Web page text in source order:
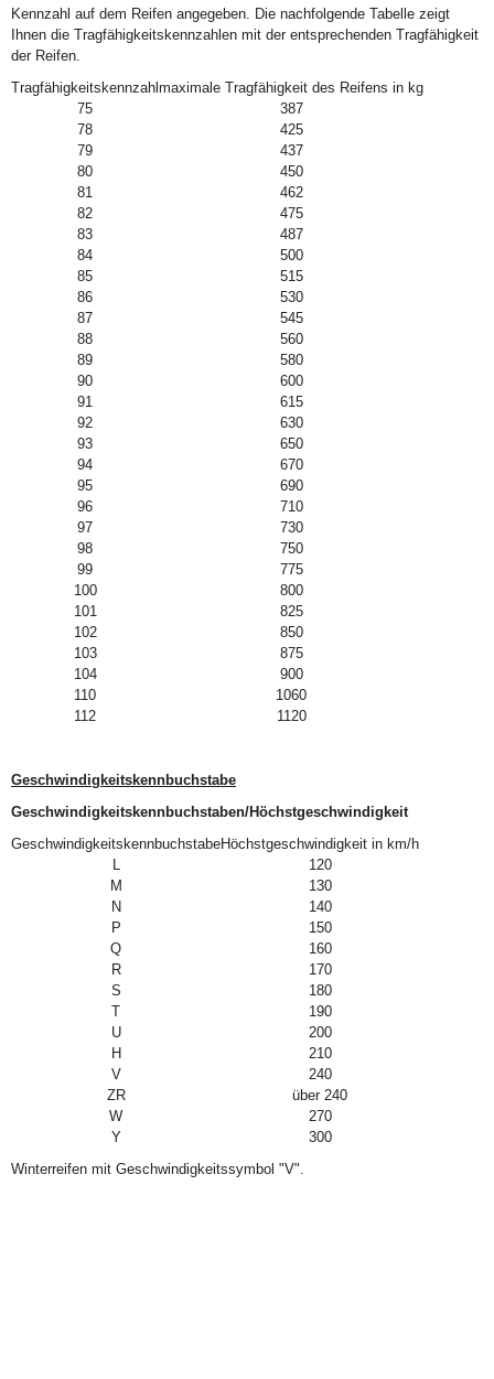
Kennzahl auf dem Reifen angegeben. Die nachfolgende Tabelle zeigt
Ihnen die Tragfähigkeitskennzahlen mit der entsprechenden Tragfähigkeit
der Reifen.
Tragfähigkeitskennzahl maximale Tragfähigkeit des Reifens in kg
75
387
78
425
79
437
80
450
81
462
82
475
83
487
84
500
85
515
86
530
87
545
88
560
89
580
90
600
91
615
92
630
93
650
94
670
95
690
96
710
97
730
98
750
99
775
100
800
101
825
102
850
103
875
104
900
110
1060
112
1120
Geschwindigkeitskennbuchstabe
Geschwindigkeitskennbuchstaben/Höchstgeschwindigkeit
GeschwindigkeitskennbuchstabeHöchstgeschwindigkeit in km/h
L
120
M
130
N
140
P
150
Q
160
R
170
S
180
T
190
U
200
H
210
V
240
ZR
über 240
W
270
Y
300
Winterreifen mit Geschwindigkeitssymbol "V".